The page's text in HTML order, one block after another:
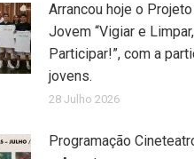
Arrancou hoje o
Jovem “Vigiar e
Participar!”, com a
jovens.
28 Julho 2026
Programação